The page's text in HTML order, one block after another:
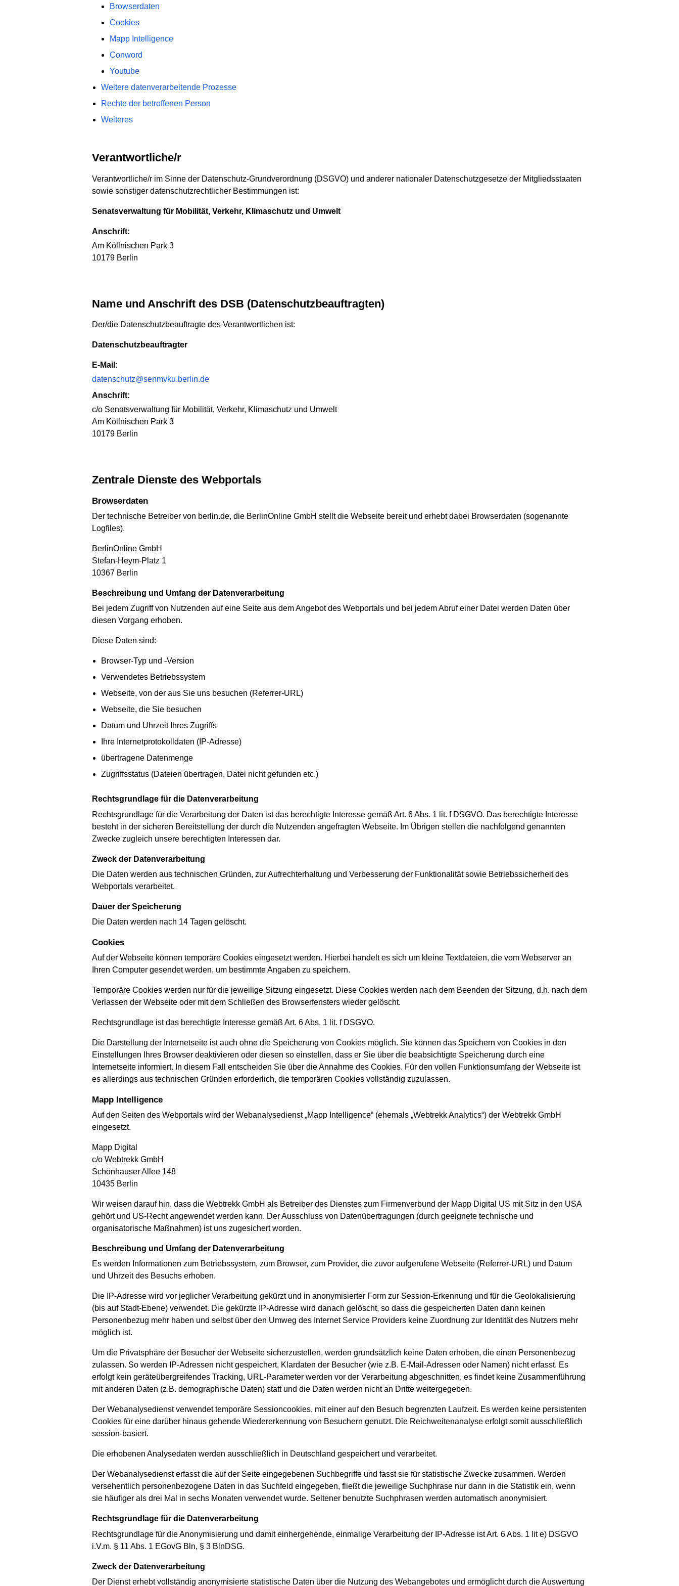
Browserdaten
Cookies
Mapp Intelligence
Conword
Youtube
Weitere datenverarbeitende Prozesse
Rechte der betroffenen Person
Weiteres
Verantwortliche/r
Verantwortliche/r im Sinne der Datenschutz-Grundverordnung (DSGVO) und anderer nationaler Datenschutzgesetze der Mitgliedsstaaten
sowie sonstiger datenschutzrechtlicher Bestimmungen ist:
Senatsverwaltung für Mobilität, Verkehr, Klimaschutz und Umwelt
Anschrift:
Am Köllnischen Park 3
10179 Berlin
Name und Anschrift des DSB (Datenschutzbeauftragten)
Der/die Datenschutzbeauftragte des Verantwortlichen ist:
Datenschutzbeauftragter
E-Mail:
datenschutz@senmvku.berlin.de
Anschrift:
c/o Senatsverwaltung für Mobilität, Verkehr, Klimaschutz und Umwelt
Am Köllnischen Park 3
10179 Berlin
Zentrale Dienste des Webportals
Browserdaten
Der technische Betreiber von berlin.de, die BerlinOnline GmbH stellt die Webseite bereit und erhebt dabei Browserdaten (sogenannte
Logfiles).
BerlinOnline GmbH
Stefan-Heym-Platz 1
10367 Berlin
Beschreibung und Umfang der Datenverarbeitung
Bei jedem Zugriff von Nutzenden auf eine Seite aus dem Angebot des Webportals und bei jedem Abruf einer Datei werden Daten über
diesen Vorgang erhoben.
Diese Daten sind:
Browser-Typ und -Version
Verwendetes Betriebssystem
Webseite, von der aus Sie uns besuchen (Referrer-URL)
Webseite, die Sie besuchen
Datum und Uhrzeit Ihres Zugriffs
Ihre Internetprotokolldaten (IP-Adresse)
übertragene Datenmenge
Zugriffsstatus (Dateien übertragen, Datei nicht gefunden etc.)
Rechtsgrundlage für die Datenverarbeitung
Rechtsgrundlage für die Verarbeitung der Daten ist das berechtigte Interesse gemäß Art. 6 Abs. 1 lit. f DSGVO. Das berechtigte Interesse
besteht in der sicheren Bereitstellung der durch die Nutzenden angefragten Webseite. Im Übrigen stellen die nachfolgend genannten
Zwecke zugleich unsere berechtigten Interessen dar.
Zweck der Datenverarbeitung
Die Daten werden aus technischen Gründen, zur Aufrechterhaltung und Verbesserung der Funktionalität sowie Betriebssicherheit des
Webportals verarbeitet.
Dauer der Speicherung
Die Daten werden nach 14 Tagen gelöscht.
Cookies
Auf der Webseite können temporäre Cookies eingesetzt werden. Hierbei handelt es sich um kleine Textdateien, die vom Webserver an
Ihren Computer gesendet werden, um bestimmte Angaben zu speichern.
Temporäre Cookies werden nur für die jeweilige Sitzung eingesetzt. Diese Cookies werden nach dem Beenden der Sitzung, d.h. nach dem
Verlassen der Webseite oder mit dem Schließen des Browserfensters wieder gelöscht.
Rechtsgrundlage ist das berechtigte Interesse gemäß Art. 6 Abs. 1 lit. f DSGVO.
Die Darstellung der Internetseite ist auch ohne die Speicherung von Cookies möglich. Sie können das Speichern von Cookies in den
Einstellungen Ihres Browser deaktivieren oder diesen so einstellen, dass er Sie über die beabsichtigte Speicherung durch eine
Internetseite informiert. In diesem Fall entscheiden Sie über die Annahme des Cookies. Für den vollen Funktionsumfang der Webseite ist
es allerdings aus technischen Gründen erforderlich, die temporären Cookies vollständig zuzulassen.
Mapp Intelligence
Auf den Seiten des Webportals wird der Webanalysedienst „Mapp Intelligence“ (ehemals „Webtrekk Analytics“) der Webtrekk GmbH
eingesetzt.
Mapp Digital
c/o Webtrekk GmbH
Schönhauser Allee 148
10435 Berlin
Wir weisen darauf hin, dass die Webtrekk GmbH als Betreiber des Dienstes zum Firmenverbund der Mapp Digital US mit Sitz in den USA
gehört und US-Recht angewendet werden kann. Der Ausschluss von Datenübertragungen (durch geeignete technische und
organisatorische Maßnahmen) ist uns zugesichert worden.
Beschreibung und Umfang der Datenverarbeitung
Es werden Informationen zum Betriebssystem, zum Browser, zum Provider, die zuvor aufgerufene Webseite (Referrer-URL) und Datum
und Uhrzeit des Besuchs erhoben.
Die IP-Adresse wird vor jeglicher Verarbeitung gekürzt und in anonymisierter Form zur Session-Erkennung und für die Geolokalisierung
(bis auf Stadt-Ebene) verwendet. Die gekürzte IP-Adresse wird danach gelöscht, so dass die gespeicherten Daten dann keinen
Personenbezug mehr haben und selbst über den Umweg des Internet Service Providers keine Zuordnung zur Identität des Nutzers mehr
möglich ist.
Um die Privatsphäre der Besucher der Webseite sicherzustellen, werden grundsätzlich keine Daten erhoben, die einen Personenbezug
zulassen. So werden IP-Adressen nicht gespeichert, Klardaten der Besucher (wie z.B. E-Mail-Adressen oder Namen) nicht erfasst. Es
erfolgt kein geräteübergreifendes Tracking, URL-Parameter werden vor der Verarbeitung abgeschnitten, es findet keine Zusammenführung
mit anderen Daten (z.B. demographische Daten) statt und die Daten werden nicht an Dritte weitergegeben.
Der Webanalysedienst verwendet temporäre Sessioncookies, mit einer auf den Besuch begrenzten Laufzeit. Es werden keine persistenten
Cookies für eine darüber hinaus gehende Wiedererkennung von Besuchern genutzt. Die Reichweitenanalyse erfolgt somit ausschließlich
session-basiert.
Die erhobenen Analysedaten werden ausschließlich in Deutschland gespeichert und verarbeitet.
Der Webanalysedienst erfasst die auf der Seite eingegebenen Suchbegriffe und fasst sie für statistische Zwecke zusammen. Werden
versehentlich personenbezogene Daten in das Suchfeld eingegeben, fließt die jeweilige Suchphrase nur dann in die Statistik ein, wenn
sie häufiger als drei Mal in sechs Monaten verwendet wurde. Seltener benutzte Suchphrasen werden automatisch anonymisiert.
Rechtsgrundlage für die Datenverarbeitung
Rechtsgrundlage für die Anonymisierung und damit einhergehende, einmalige Verarbeitung der IP-Adresse ist Art. 6 Abs. 1 lit e) DSGVO
i.V.m. § 11 Abs. 1 EGovG Bln, § 3 BlnDSG.
Zweck der Datenverarbeitung
Der Dienst erhebt vollständig anonymisierte statistische Daten über die Nutzung des Webangebotes und ermöglicht durch die Auswertung